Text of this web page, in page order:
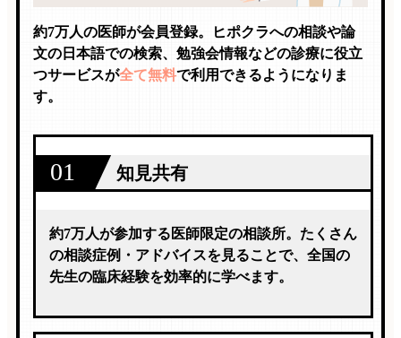
約7万人の医師が会員登録。ヒポクラへの相談や論
文の日本語での検索、勉強会情報などの診療に役立
つサービスが全て無料で利用できるようになりま
す。
01 知見共有
約7万人が参加する医師限定の相談所。たくさん
の相談症例・アドバイスを見ることで、全国の
先生の臨床経験を効率的に学べます。